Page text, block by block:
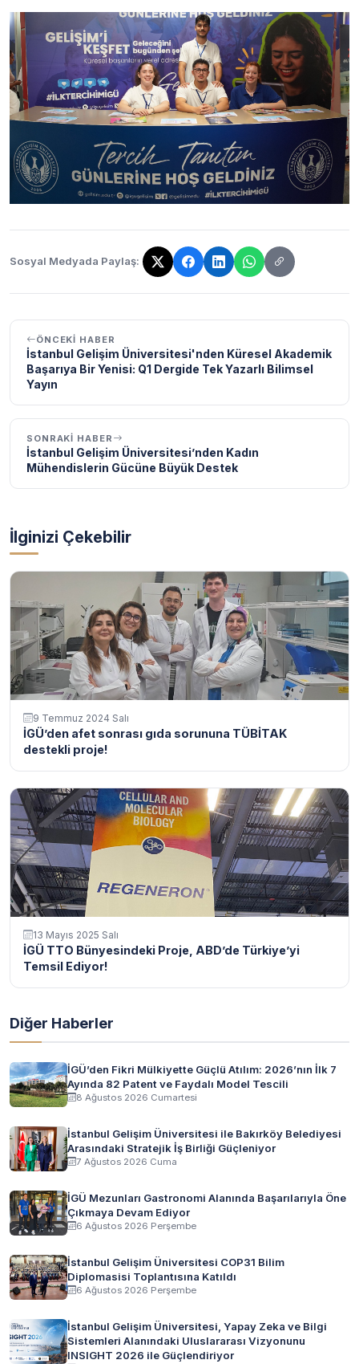
Sosyal Medyada Paylaş:
Bağlantı kopyalandı!
ÖNCEKI HABER
İstanbul Gelişim Üniversitesi'nden Küresel Akademik
Başarıya Bir Yenisi: Q1 Dergide Tek Yazarlı Bilimsel
Yayın
SONRAKI HABER
İstanbul Gelişim Üniversitesi’nden Kadın
Mühendislerin Gücüne Büyük Destek
İlginizi Çekebilir
9 Temmuz 2024 Salı
İGÜ’den afet sonrası gıda sorununa TÜBİTAK
destekli proje!
13 Mayıs 2025 Salı
İGÜ TTO Bünyesindeki Proje, ABD’de Türkiye’yi
Temsil Ediyor!
Diğer Haberler
İGÜ’den Fikri Mülkiyette Güçlü Atılım: 2026’nın İlk 7
Ayında 82 Patent ve Faydalı Model Tescili
8 Ağustos 2026 Cumartesi
İstanbul Gelişim Üniversitesi ile Bakırköy Belediyesi
Arasındaki Stratejik İş Birliği Güçleniyor
7 Ağustos 2026 Cuma
İGÜ Mezunları Gastronomi Alanında Başarılarıyla Öne
Çıkmaya Devam Ediyor
6 Ağustos 2026 Perşembe
İstanbul Gelişim Üniversitesi COP31 Bilim
Diplomasisi Toplantısına Katıldı
6 Ağustos 2026 Perşembe
İstanbul Gelişim Üniversitesi, Yapay Zeka ve Bilgi
Sistemleri Alanındaki Uluslararası Vizyonunu
INSIGHT 2026 ile Güçlendiriyor